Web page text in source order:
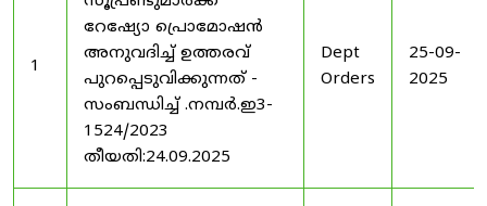
1
റേഷ്യോ പ്രൊമോഷൻ
അനുവദിച്ച് ഉത്തരവ്
പുറപ്പെടുവിക്കുന്നത് -
സംബന്ധിച്ച് .നമ്പർ.ഇ3-
1524/2023
തീയതി:24.09.2025
Dept
Orders
25-09-
2025